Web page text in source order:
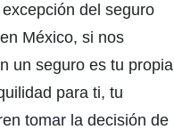
del seguro
México, si nos
un seguro es tu propia
para ti, tu
tomar la decisión de